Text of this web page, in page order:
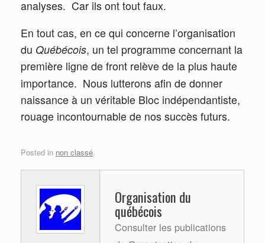
analyses. Car ils ont tout faux.
En tout cas, en ce qui concerne l’organisation
du Québécois, un tel programme concernant la
première ligne de front relève de la plus haute
importance. Nous lutterons afin de donner
naissance à un véritable Bloc indépendantiste,
rouage incontournable de nos succès futurs.
Posted in non classé.
Organisation du
québécois
Consulter les publications